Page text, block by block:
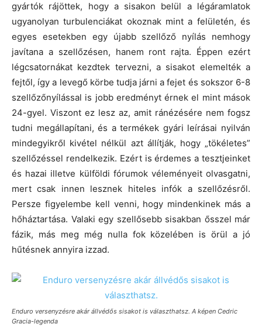
gyártók rájöttek, hogy a sisakon belül a légáramlatok
ugyanolyan turbulenciákat okoznak mint a felületén, és
egyes esetekben egy újabb szellőző nyílás nemhogy
javítana a szellőzésen, hanem ront rajta. Éppen ezért
légcsatornákat kezdtek tervezni, a sisakot elemelték a
fejtől, így a levegő körbe tudja járni a fejet és sokszor 6-8
szellőzőnyílással is jobb eredményt érnek el mint mások
24-gyel. Viszont ez lesz az, amit ránézésére nem fogsz
tudni megállapítani, és a termékek gyári leírásai nyilván
mindegyikről kivétel nélkül azt állítják, hogy „tökéletes”
szellőzéssel rendelkezik. Ezért is érdemes a tesztjeinket
és hazai illetve külföldi fórumok véleményeit olvasgatni,
mert csak innen lesznek hiteles infók a szellőzésről.
Persze figyelembe kell venni, hogy mindenkinek más a
hőháztartása. Valaki egy szellősebb sisakban ősszel már
fázik, más meg még nulla fok közelében is örül a jó
hűtésnek annyira izzad.
Enduro versenyzésre akár állvédős sisakot is választhatsz. A képen Cedric
Gracia-legenda